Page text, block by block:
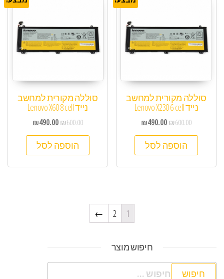
סוללה מקורית למחשב
נייד Lenovo X230 6 cell
₪600.00
₪490.00
הוספה לסל
סוללה מקורית למחשב
נייד Lenovo X60 8 cell
₪600.00
₪490.00
הוספה לסל
1
2
←
חיפוש מוצר
חיפוש: